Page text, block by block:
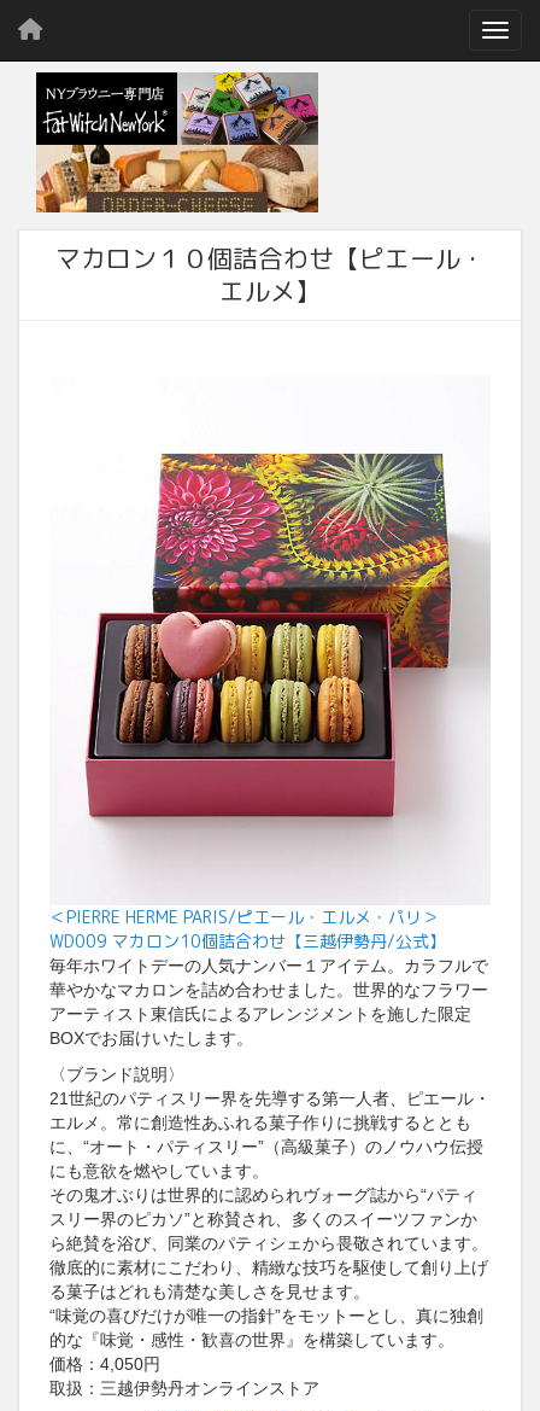
マカロン１０個詰合わせ【ピエール・
エルメ】
＜PIERRE HERME PARIS/ピエール・エルメ・パリ＞
WD009 マカロン10個詰合わせ【三越伊勢丹/公式】
毎年ホワイトデーの人気ナンバー１アイテム。カラフルで
華やかなマカロンを詰め合わせました。世界的なフラワー
アーティスト東信氏によるアレンジメントを施した限定
BOXでお届けいたします。
〈ブランド説明〉
21世紀のパティスリー界を先導する第一人者、ピエール・
エルメ。常に創造性あふれる菓子作りに挑戦するととも
に、“オート・パティスリー”（高級菓子）のノウハウ伝授
にも意欲を燃やしています。
その鬼才ぶりは世界的に認められヴォーグ誌から“パティ
スリー界のピカソ”と称賛され、多くのスイーツファンか
ら絶賛を浴び、同業のパティシェから畏敬されています。
徹底的に素材にこだわり、精緻な技巧を駆使して創り上げ
る菓子はどれも清楚な美しさを見せます。
“味覚の喜びだけが唯一の指針”をモットーとし、真に独創
的な『味覚・感性・歓喜の世界』を構築しています。
価格：4,050円
取扱：三越伊勢丹オンラインストア